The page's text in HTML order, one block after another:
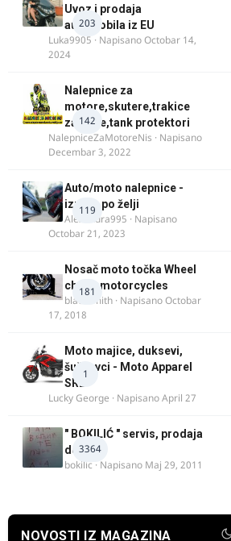
203
Uvoz i prodaja
automobila iz EU
Luka9905 · NapisanoOctobar 14,
2024
142
Nalepnice za
motore,skutere,trakice
za felne,tank protektori
NalepniceZaMotoreNis · Napisano
Decembar 3, 2022
119
Auto/moto nalepnice -
izrada po želji
Alexandra995 · Napisano
Octobar 21, 2023
181
Nosač moto točka Wheel
chock motorcycles
blacksmith · NapisanoOctobar
17, 2018
1
Moto majice, duksevi,
šuškavci - Moto Apparel
SRB
Lucky George · NapisanoApril 27
3364
" BOKILIĆ " servis, prodaja
delova
bokilic · Napisano Maj 29, 2011
NOVOSTI IZ MAGAZINA